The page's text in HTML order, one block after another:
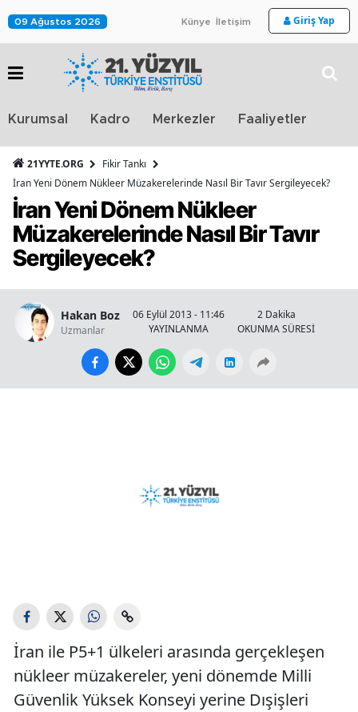
09 Ağustos 2026 Künye İletişim Giriş Yap
Kurumsal Kadro Merkezler Faaliyetler
21YYTE.ORG
Fikir Tankı
İran Yeni Dönem Nükleer Müzakerelerinde Nasıl Bir Tavır Sergileyecek?
İran Yeni Dönem Nükleer
Müzakerelerinde Nasıl Bir Tavır
Sergileyecek?
Hakan Boz
Uzmanlar
06 Eylül 2013 - 11:46
YAYINLANMA
2 Dakika
OKUNMA SÜRESİ
İran ile P5+1 ülkeleri arasında gerçekleşen
nükleer müzakereler, yeni dönemde Milli
Güvenlik Yüksek Konseyi yerine Dışişleri